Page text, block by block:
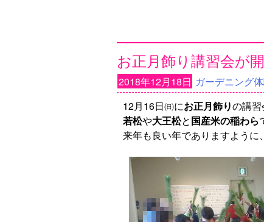
お正月飾り講習会が
2018年12月18日 ガーデニング
12月16日㈰にお正月飾りの講習
若松や大王松と国産米の稲わら
来年も良い年でありますように